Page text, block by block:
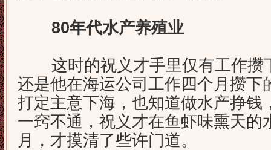
80年代水产养殖业
这时的祝义才手里仅有工作攒
还是他在海运公司工作四个月攒下
打定主意下海，也知道做水产挣钱
一窍不通，祝义才在鱼虾味熏天的
月，才摸清了些许门道。